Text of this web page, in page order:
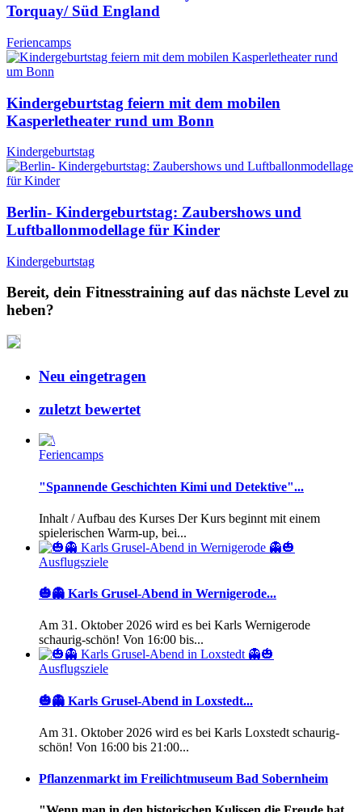
Torquay/ Süd England
Feriencamps
Kindergeburtstag feiern mit dem mobilen
Kasperletheater rund um Bonn
Kindergeburtstag
Berlin- Kindergeburtstag: Zaubershows und
Luftballonmodellage für Kinder
Kindergeburtstag
Bereit, dein Fitnesstraining auf das nächste Level zu
heben?
Neu eingetragen
zuletzt bewertet
Feriencamps
"Spannende Geschichten Kimi und Detektive"...
Inhalt / Aufbau des Kurses Der Kurs beginnt mit einem
spielerischen Warm-up, bei...
Ausflugsziele
🎃👻 Karls Grusel-Abend in Wernigerode...
Am 31. Oktober 2026 wird es bei Karls Wernigerode
schaurig-schön! Von 16:00 bis...
Ausflugsziele
🎃👻 Karls Grusel-Abend in Loxstedt...
Am 31. Oktober 2026 wird es bei Karls Loxstedt schaurig-
schön! Von 16:00 bis 21:00...
Pflanzenmarkt im Freilichtmuseum Bad Sobernheim